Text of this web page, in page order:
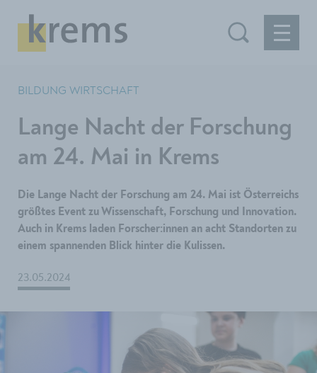
BILDUNG WIRTSCHAFT
Lange Nacht der Forschung
am 24. Mai in Krems
Die Lange Nacht der Forschung am 24. Mai ist Österreichs
größtes Event zu Wissenschaft, Forschung und Innovation.
Auch in Krems laden Forscher:innen an acht Standorten zu
einem spannenden Blick hinter die Kulissen.
23.05.2024